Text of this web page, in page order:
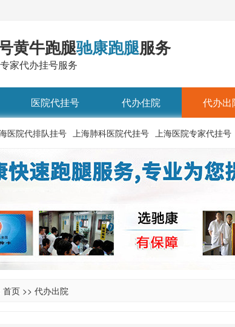
黄牛跑腿驰康跑腿服务
家代办挂号服务
医院代挂号 代办住院 代办出
医院代排队挂号 上海肺科医院代挂号 上海医院专家代挂号
首页 >> 代办出院